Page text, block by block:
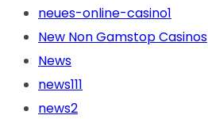
neues-online-casino1
New Non Gamstop Casinos
News
news111
news2